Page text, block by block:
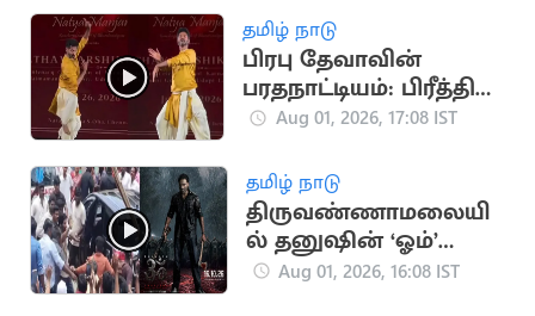
பிரம்மோற்சவ விழா
தொடக்கம்
தமிழ் நாடு
பிரபு தேவாவின்
பரதநாட்டியம்: பிரீத்தி
சஞ்சீவின் விமர்சனம்
Aug 01, 2026, 17:08 IST
தமிழ் நாடு
திருவண்ணாமலையி
ல் தனுஷின் ‘ஓம்’
படப்பிடிப்பு: திரண்ட
Aug 01, 2026, 16:08 IST